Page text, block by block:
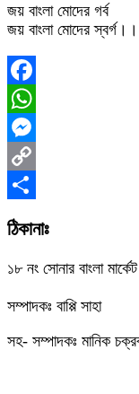
জয় বাংলা মোদের গর্ব
জয় বাংলা মোদের স্বর্গ।।
Facebook
WhatsApp
Messenger
Copy
Link
Share
ঠিকানাঃ
১৮ নং সোনার বাংলা
সম্পাদকঃ বাপ্পি সাহা
সহ- সম্পাদকঃ মানিক